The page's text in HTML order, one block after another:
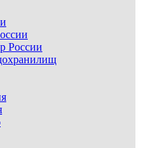
России